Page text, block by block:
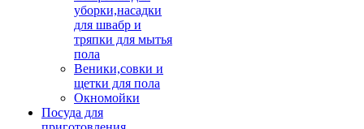
уборки,насадки
для швабр и
тряпки для мытья
пола
Веники,совки и
щетки для пола
Окномойки
Посуда для